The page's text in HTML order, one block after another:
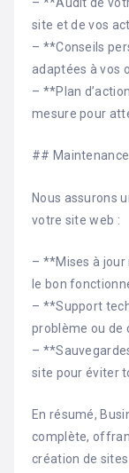
site et de vos
– **Conseils
adaptées à vos
– **Plan
mesure pour
##
Nous assurons
votre site web :
– **Mises à
le bon
– **Support
problème ou de
–
site pour éviter
En résumé,
complète,
création de sites